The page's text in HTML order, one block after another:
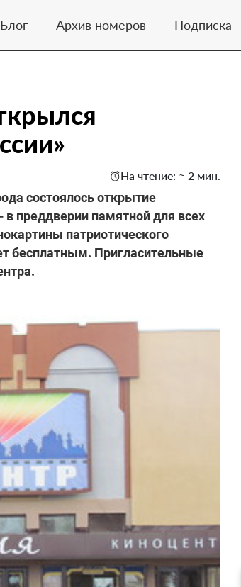
Блог Архив номеров Подписка
На чтение: ≈ 2 мин.
состоялось открытие
преддверии памятной для всех
патриотического
бесплатным. Пригласительные